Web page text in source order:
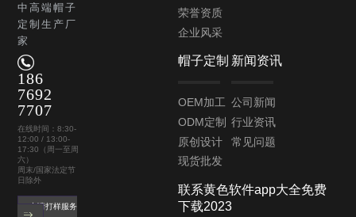
中高端帽子
定制生产厂
家
186
7692
7707
在线时间：8:30-
12:00 / 13:00-
17:30（周一至周
六）
周末/国家法定节
日除外
申请打样服务
荣誉资质
企业风采
帽子定制
OEM加工
ODM定制
原创设计
现货批发
新闻资讯
公司新闻
行业资讯
常见问题
联系黄色软件app大全免费
下载2023